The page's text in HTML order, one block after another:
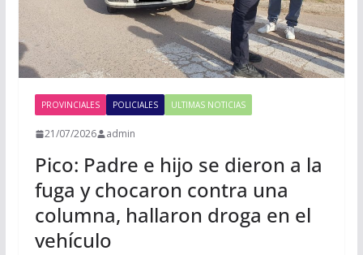
PROVINCIALES POLICIALES ULTIMAS NOTICIAS
21/07/2026 admin
Pico: Padre e hijo se dieron a la
fuga y chocaron contra una
columna, hallaron droga en el
vehículo